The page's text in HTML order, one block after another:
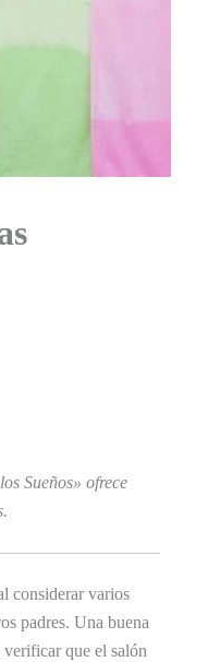
Sueños» ofrece
considerar varios
padres. Una buena
verificar que el salón